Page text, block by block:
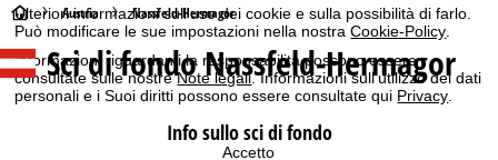
Ulteriori informazioni sull'uso dei cookie e sulla possibilità di farlo.
Può modificare le sue impostazioni nella nostraCookie-Policy.
Informazioni riguardanti la responsabilità possono essere
consultate sulle nostreNote legali. Informazioni sull'utilizzo dei dati
personali e i Suoi diritti possono essere consultate qui Privacy.
Accetto
H
o
m
Austria Nassfeld-Hermagor
Sci di fondo Nassfeld-Hermagor
Info sullo sci di fondo